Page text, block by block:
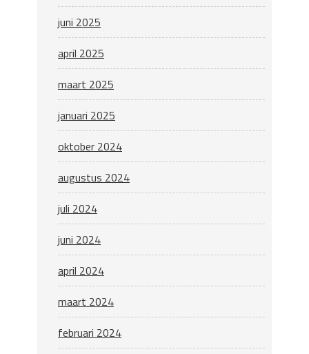
juni 2025
april 2025
maart 2025
januari 2025
oktober 2024
augustus 2024
juli 2024
juni 2024
april 2024
maart 2024
februari 2024